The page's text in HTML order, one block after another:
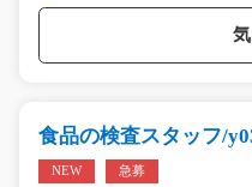
食品の検査スタッフ/
NEW 急募